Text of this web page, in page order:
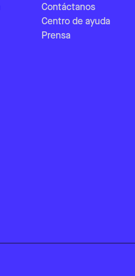
Contáctanos
Centro de ayuda
Prensa